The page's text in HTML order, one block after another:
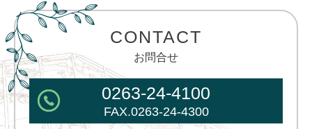
CONTACT
お問合せ
0263-24-4100
FAX.0263-24-4300